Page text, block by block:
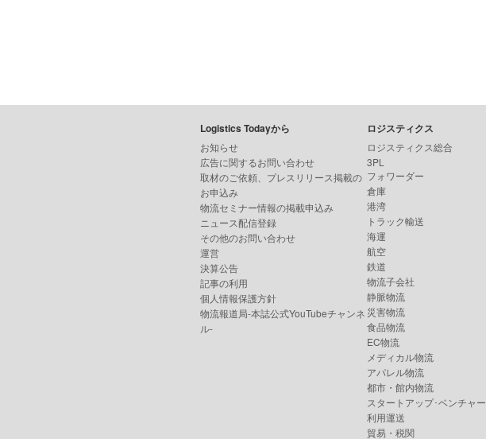
Logistics Todayから
お知らせ
広告に関するお問い合わせ
取材のご依頼、プレスリリース掲載の
お申込み
物流セミナー情報の掲載申込み
ニュース配信登録
その他のお問い合わせ
運営
決算公告
記事の利用
個人情報保護方針
物流報道局-本誌公式YouTubeチャンネ
ル-
ロジスティクス
ロジスティクス総合
3PL
フォワーダー
倉庫
港湾
トラック輸送
海運
航空
鉄道
物流子会社
静脈物流
災害物流
食品物流
EC物流
メディカル物流
アパレル物流
都市・館内物流
スタートアップ･ベンチャー
利用運送
貿易・税関